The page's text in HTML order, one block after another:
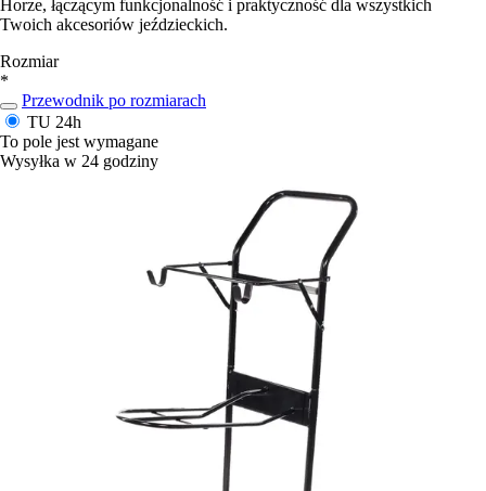
Horze, łączącym funkcjonalność i praktyczność dla wszystkich
Twoich akcesoriów jeździeckich.
Rozmiar
*
Przewodnik po rozmiarach
TU 24h
To pole jest wymagane
Wysyłka w 24 godziny